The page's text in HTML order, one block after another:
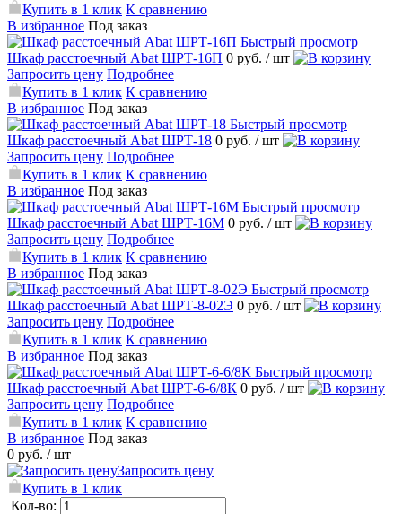
Купить в 1 клик К сравнению
В избранное Под заказ
Быстрый просмотр
Шкаф расстоечный Abat ШРТ-16П 0 руб. / шт
Запросить цену Подробнее
Купить в 1 клик К сравнению
В избранное Под заказ
Быстрый просмотр
Шкаф расстоечный Abat ШРТ-18 0 руб. / шт
Запросить цену Подробнее
Купить в 1 клик К сравнению
В избранное Под заказ
Быстрый просмотр
Шкаф расстоечный Abat ШРТ-16М 0 руб. / шт
Запросить цену Подробнее
Купить в 1 клик К сравнению
В избранное Под заказ
Быстрый просмотр
Шкаф расстоечный Abat ШРТ-8-02Э 0 руб. / шт
Запросить цену Подробнее
Купить в 1 клик К сравнению
В избранное Под заказ
Быстрый просмотр
Шкаф расстоечный Abat ШРТ-6-6/8К 0 руб. / шт
Запросить цену Подробнее
Купить в 1 клик К сравнению
В избранное Под заказ
0 руб. / шт
Запросить цену
Купить в 1 клик
Кол-во: